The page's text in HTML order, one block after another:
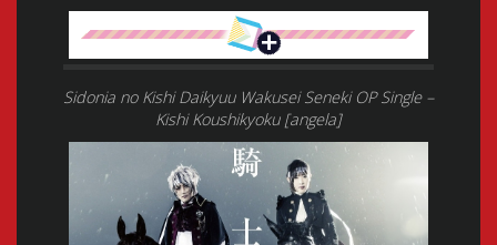
Sidonia no Kishi Daikyuu Wakusei Seneki OP Single –
Kishi Koushikyoku [angela]